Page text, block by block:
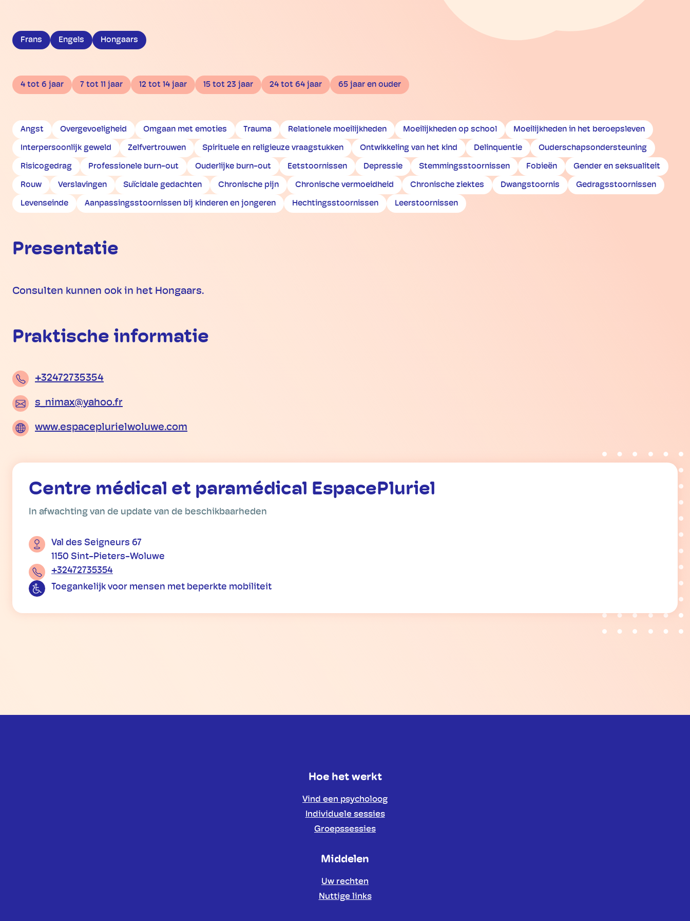
Frans Engels Hongaars
4 tot 6 jaar 7 tot 11 jaar 12 tot 14 jaar 15 tot 23 jaar 24 tot 64 jaar 65 jaar en ouder
Angst Overgevoeligheid Omgaan met emoties Trauma Relationele moeilijkheden Moeilijkheden op school Moeilijkheden in het beroepsleven
Interpersoonlijk geweld Zelfvertrouwen Spirituele en religieuze vraagstukken Ontwikkeling van het kind Delinquentie Ouderschapsondersteuning
Risicogedrag Professionele burn-out Ouderlijke burn-out Eetstoornissen Depressie Stemmingsstoornissen Fobieën Gender en seksualiteit
Rouw Verslavingen Suïcidale gedachten Chronische pijn Chronische vermoeidheid Chronische ziektes Dwangstoornis Gedragsstoornissen
Levenseinde Aanpassingsstoornissen bij kinderen en jongeren Hechtingsstoornissen Leerstoornissen
Presentatie
Consulten kunnen ook in het Hongaars.
Praktische informatie
+32472735354
s_nimax@yahoo.fr
www.espaceplurielwoluwe.com
Centre médical et paramédical EspacePluriel
In afwachting van de update van de beschikbaarheden
Val des Seigneurs 67
1150 Sint-Pieters-Woluwe
+32472735354
Toegankelijk voor mensen met beperkte mobiliteit
Hoe het werkt
Vind een psycholoog
Individuele sessies
Groepssessies
Middelen
Uw rechten
Nuttige links